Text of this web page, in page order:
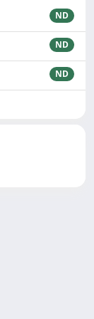
ND
ND
ND